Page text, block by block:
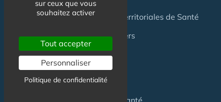
Communauté Professionnelles Territoriales de Santé
Hotel Patient & Hôtels Hospitaliers
Pour lesProfessionnels
en Maison de Santé
sur ceux que vous
souhaitez activer
Tout accepter
Personnaliser
Politique de confidentialité